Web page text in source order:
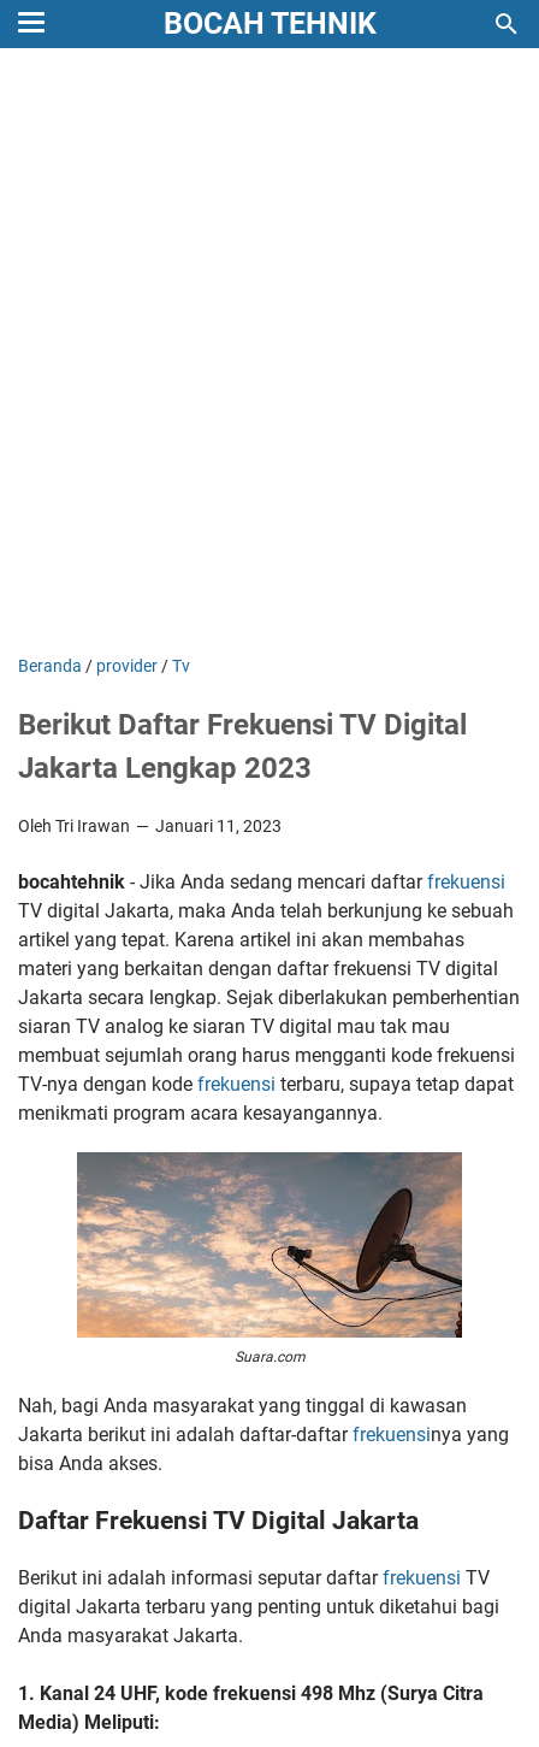
BOCAH TEHNIK
Beranda / provider /Tv
Berikut Daftar Frekuensi TV Digital
Jakarta Lengkap 2023
Oleh Tri Irawan Januari 11, 2023
bocahtehnik - Jika Anda sedang mencari daftarfrekuensi
TV digital Jakarta, maka Anda telah berkunjung ke sebuah
artikel yang tepat. Karena artikel ini akan membahas
materi yang berkaitan dengan daftar frekuensi TV digital
Jakarta secara lengkap. Sejak diberlakukan pemberhentian
siaran TV analog ke siaran TV digital mau tak mau
membuat sejumlah orang harus mengganti kode frekuensi
TV-nya dengan kode frekuensi terbaru, supaya tetap dapat
menikmati program acara kesayangannya.
Suara.com
Nah, bagi Anda masyarakat yang tinggal di kawasan
Jakarta berikut ini adalah daftar-daftarfrekuensinya yang
bisa Anda akses.
Daftar Frekuensi TV Digital Jakarta
Berikut ini adalah informasi seputar daftarfrekuensi TV
digital Jakarta terbaru yang penting untuk diketahui bagi
Anda masyarakat Jakarta.
1. Kanal 24 UHF, kode frekuensi 498 Mhz (Surya Citra
Media) Meliputi: